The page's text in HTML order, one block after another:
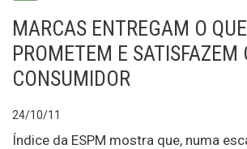
MARCAS ENTREGAM O QUE
PROMETEM E SATISFAZEM
CONSUMIDOR
24/10/11
Índice da ESPM mostra que, numa